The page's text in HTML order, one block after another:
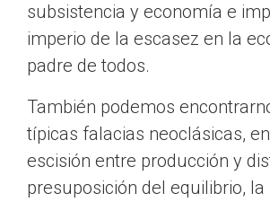
subsistencia y economía e
imperio de la escasez en la
padre de todos.
También podemos
típicas falacias neoclásicas,
escisión entre producción y
presuposición del equilibrio, la